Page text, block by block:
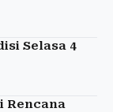
Selasa 4
Rencana